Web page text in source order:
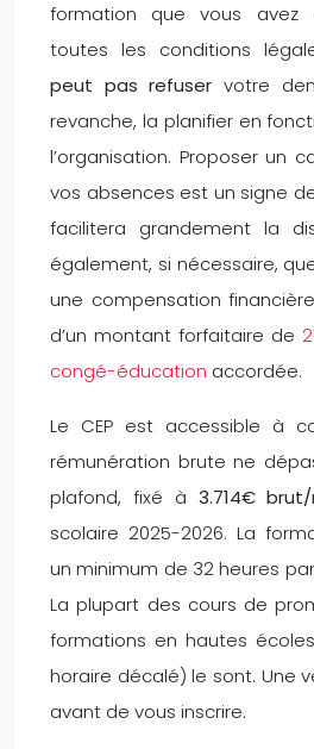
formation que vous avez
toutes les conditions
peut pas refuser votre
revanche, la planifier en
l’organisation. Proposer un
vos absences est un signe
facilitera grandement la
également, si nécessaire,
une compensation
d’un montant forfaitaire de
congé-éducation accordée.
Le CEP est accessible à
rémunération brute ne
plafond, fixé à 3.714€
scolaire 2025-2026. La
un minimum de 32 heures
La plupart des cours de
formations en hautes
horaire décalé) le sont. Une
avant de vous inscrire.